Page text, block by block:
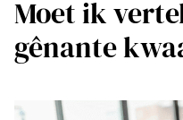
Moet ik
gênante